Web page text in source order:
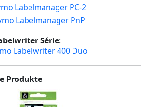
Labelmanager PC-2
Labelmanager PnP
Série:
Labelwriter 400 Duo
Produkte